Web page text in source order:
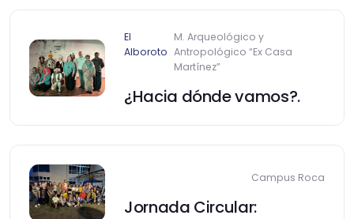
El
Alboroto
M. Arqueológico y
Antropológico “Ex Casa
Martínez”
¿Hacia dónde vamos?.
Campus Roca
Jornada Circular: